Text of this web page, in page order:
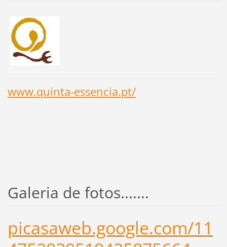
www.quinta-essencia.pt/
Galeria de fotos.......
picasaweb.google.com/11